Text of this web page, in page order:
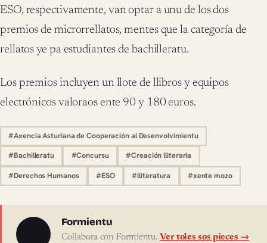
ESO, respectivamente, van optar a unu de los dos
premios de microrrellatos, mentes que la categoría de
rellatos ye pa estudiantes de bachilleratu.
Los premios incluyen un llote de llibros y equipos
electrónicos valoraos ente 90 y 180 euros.
#Axencia Asturiana de Cooperación al Desenvolvimientu
#Bachilleratu #Concursu #Creación lliteraria
#Derechos Humanos #ESO #lliteratura #xente mozo
Sobre l'autor
Formientu
Collabora con Formientu. Ver toles sos pieces →